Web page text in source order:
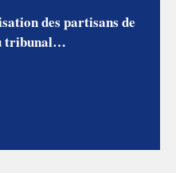
des partisans de
tribunal…